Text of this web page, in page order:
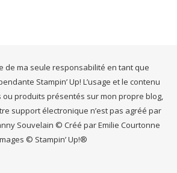
de ma seule responsabilité en tant que
Stampin’ Up! L’usage et le contenu
ou produits présentés sur mon propre blog,
support électronique n’est pas agréé par
Souvelain © Créé par Emilie Courtonne
© Stampin’ Up!®